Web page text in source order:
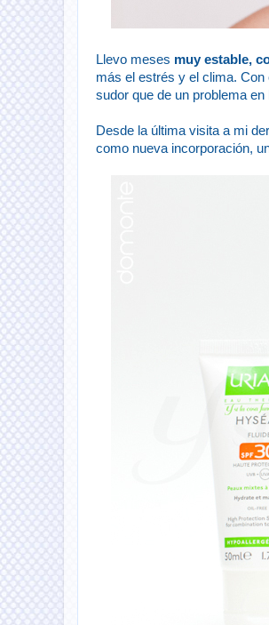
Llevo meses muy estable,
más el estrés y el clima. Con
sudor que de un problema
Desde la última visita a mi
como nueva incorporación,